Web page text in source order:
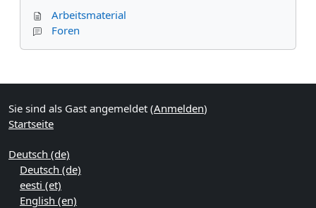
Arbeitsmaterial
Foren
Ergänzungsblöcke
Sie sind als Gast angemeldet (Anmelden)
Startseite
Deutsch ‎(de)‎
Deutsch ‎(de)‎
eesti ‎(et)‎
English ‎(en)‎